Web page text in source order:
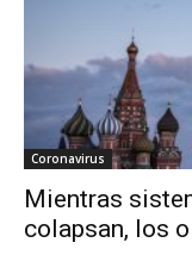
Coronavirus
Mientras
colapsan, los